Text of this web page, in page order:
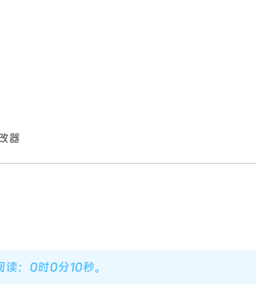
器
：0时0分10秒。